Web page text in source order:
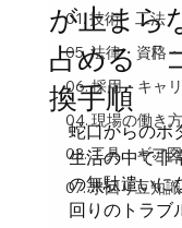
01. 技術・工法
05. 法律・資格
06. 採用・キャ
04. 現場の働き
03. 工具・ギア
07. 水回り豆知識
が止まら
占める「
換手順
蛇口からのポ
生活の中で非
の無駄遣いに
回りのトラブ